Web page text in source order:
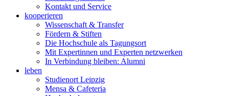
Kontakt und Service
kooperieren
Wissenschaft & Transfer
Fördern & Stiften
Die Hochschule als Tagungsort
Mit Expertinnen und Experten netzwerken
In Verbindung bleiben: Alumni
leben
Studienort Leipzig
Mensa & Cafeteria